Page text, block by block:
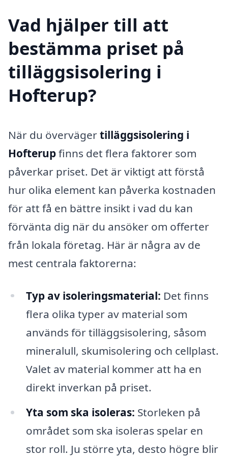
Vad hjälper till att
bestämma priset på
tilläggsisolering i
Hofterup?
När du övervägertilläggsisolering i
Hofterupfinns det flera faktorer som
påverkar priset. Det är viktigt att förstå
hur olika element kan påverka kostnaden
för att få en bättre insikt i vad du kan
förvänta dig när du ansöker om offerter
från lokala företag. Här är några av de
mest centrala faktorerna:
Typ av isoleringsmaterial: Det finns
flera olika typer av material som
används för tilläggsisolering, såsom
mineralull, skumisolering och cellplast.
Valet av material kommer att ha en
direkt inverkan på priset.
Yta som ska isoleras: Storleken på
området som ska isoleras spelar en
stor roll. Ju större yta, desto högre blir